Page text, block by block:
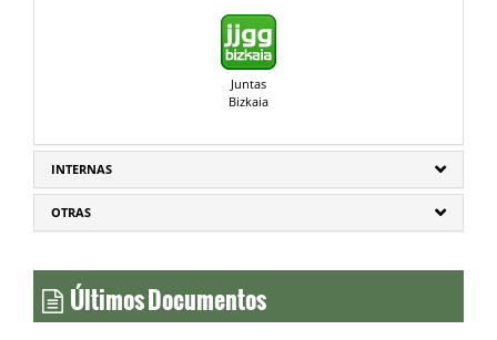
Juntas
Bizkaia
INTERNAS
OTRAS
Últimos Documentos